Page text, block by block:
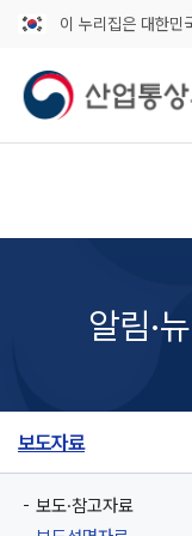
이 누리집은 대한민
알림·
보도자료
보도·참고자료